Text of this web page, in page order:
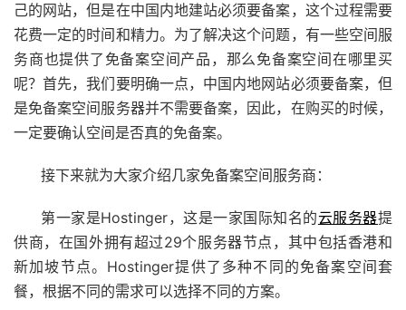
己的网站，但是在中国内地建站必须要备案，这个过程需要
花费一定的时间和精力。为了解决这个问题，有一些空间服
务商也提供了免备案空间产品，那么免备案空间在哪里买
呢？首先，我们要明确一点，中国内地网站必须要备案，但
是免备案空间服务器并不需要备案，因此，在购买的时候，
一定要确认空间是否真的免备案。
接下来就为大家介绍几家免备案空间服务商：
第一家是Hostinger，这是一家国际知名的云服务器提
供商，在国外拥有超过29个服务器节点，其中包括香港和
新加坡节点。Hostinger提供了多种不同的免备案空间套
餐，根据不同的需求可以选择不同的方案。